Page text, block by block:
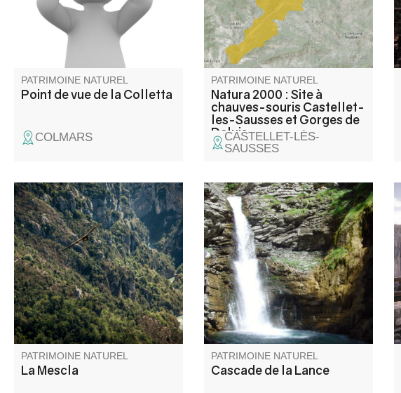
PATRIMOINE NATUREL
Point de vue de la Colletta
COLMARS
végétales et milieux. Gorges
remarquables.
PATRIMOINE NATUREL
Natura 2000 : Site à
chauves-souris Castellet-
les-Sausses et Gorges de
Daluis
CASTELLET-LÈS-
SAUSSES
La Mescla (le mélange en
Occitan) est le point où le
Verdon et son affluent l'Artuby
se rencontrent.
PATRIMOINE NATUREL
La Mescla
Cascade située à 20 minutes
du village. promenade
familiale.
PATRIMOINE NATUREL
Cascade de la Lance